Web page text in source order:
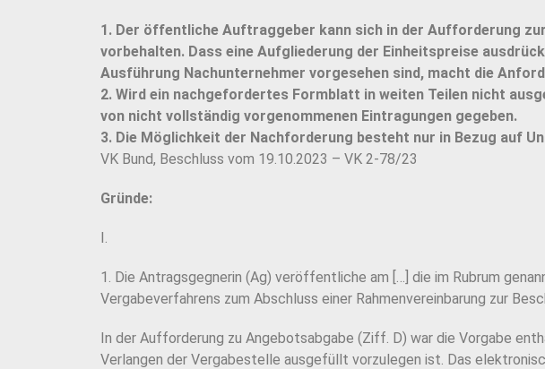
1. Der öffentliche Auftraggeber kann sich in der Aufforderung
vorbehalten. Dass eine Aufgliederung der Einheitspreise
Ausführung Nachunternehmer vorgesehen sind, macht die
2. Wird ein nachgefordertes Formblatt in weiten Teilen nicht
von nicht vollständig vorgenommenen Eintragungen gegeben.
3. Die Möglichkeit der Nachforderung besteht nur in Bezug auf
VK Bund, Beschluss vom 19.10.2023 – VK 2-78/23
Gründe:
I.
1. Die Antragsgegnerin (Ag) veröffentliche am […] die im Rubrum
Vergabeverfahrens zum Abschluss einer Rahmenvereinbarung zur
In der Aufforderung zu Angebotsabgabe (Ziff. D) war die Vorgabe
Verlangen der Vergabestelle ausgefüllt vorzulegen ist. Das